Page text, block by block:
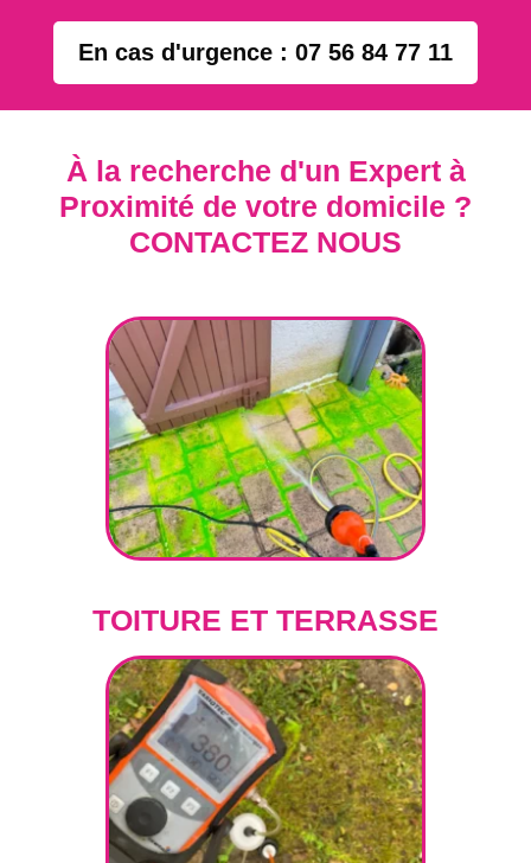
En cas d'urgence : 07 56 84 77 11
À la recherche d'un Expert à
Proximité de votre domicile ?
CONTACTEZ NOUS
TOITURE ET TERRASSE